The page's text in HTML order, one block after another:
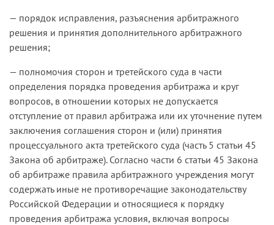
— порядок исправления, разъяснения арбитражного
решения и принятия дополнительного арбитражного
решения;
— полномочия сторон и третейского суда в части
определения порядка проведения арбитража и круг
вопросов, в отношении которых не допускается
отступление от правил арбитража или их уточнение путем
заключения соглашения сторон и (или) принятия
процессуального акта третейского суда (часть 5 статьи 45
Закона об арбитраже). Согласно части 6 статьи 45 Закона
об арбитраже правила арбитражного учреждения могут
содержать иные не противоречащие законодательству
Российской Федерации и относящиеся к порядку
проведения арбитража условия, включая вопросы